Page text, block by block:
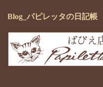
Blog_パピレッタの日記帳